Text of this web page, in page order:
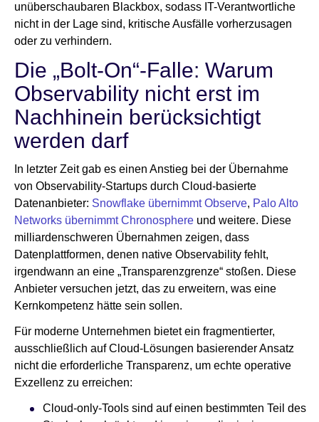
unüberschaubaren Blackbox, sodass IT-Verantwortliche
nicht in der Lage sind, kritische Ausfälle vorherzusagen
oder zu verhindern.
Die „Bolt-On“-Falle: Warum
Observability nicht erst im
Nachhinein berücksichtigt
werden darf
In letzter Zeit gab es einen Anstieg bei der Übernahme
von Observability-Startups durch Cloud-basierte
Datenanbieter: Snowflake übernimmt Observe, Palo Alto
Networks übernimmt Chronosphere und weitere. Diese
milliardenschweren Übernahmen zeigen, dass
Datenplattformen, denen native Observability fehlt,
irgendwann an eine „Transparenzgrenze“ stoßen. Diese
Anbieter versuchen jetzt, das zu erweitern, was eine
Kernkompetenz hätte sein sollen.
Für moderne Unternehmen bietet ein fragmentierter,
ausschließlich auf Cloud-Lösungen basierender Ansatz
nicht die erforderliche Transparenz, um echte operative
Exzellenz zu erreichen:
Cloud-only-Tools sind auf einen bestimmten Teil des